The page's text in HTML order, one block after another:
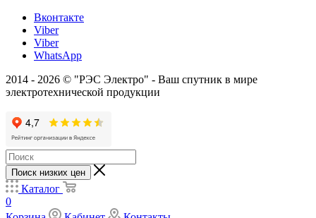
Вконтакте
Viber
Viber
WhatsApp
2014 - 2026 © "РЭС Электро" - Ваш спутник в мире
электротехнической продукции
Поиск низких цен
Каталог
0